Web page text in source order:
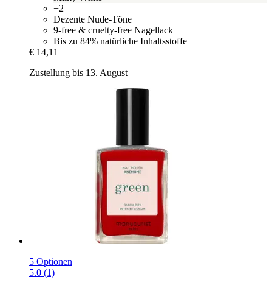
+2
Dezente Nude-Töne
9-free & cruelty-free Nagellack
Bis zu 84% natürliche Inhaltsstoffe
€ 14,11
Zustellung bis 13. August
5 Optionen
5.0 (1)